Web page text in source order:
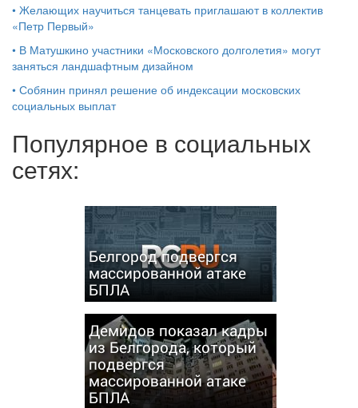
• Желающих научиться танцевать приглашают в коллектив
«Петр Первый»
• В Матушкино участники «Московского долголетия» могут
заняться ландшафтным дизайном
• Собянин принял решение об индексации московских
социальных выплат
Популярное в социальных
сетях:
Белгород подвергся
массированной атаке
БПЛА
Демидов показал кадры
из Белгорода, который
подвергся
массированной атаке
БПЛА